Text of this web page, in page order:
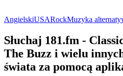
AngielskiUSARockMuzyka
Słuchaj 181.fm -
The Buzz i wielu
świata za pomocą